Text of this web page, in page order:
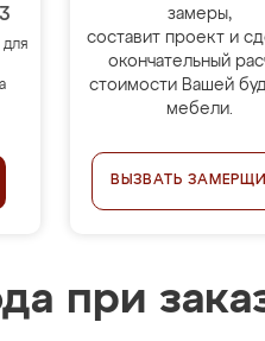
для
замеры,
составит проект и
окончательный
стоимости Вашей
мебели.
ВЫЗВАТЬ
при